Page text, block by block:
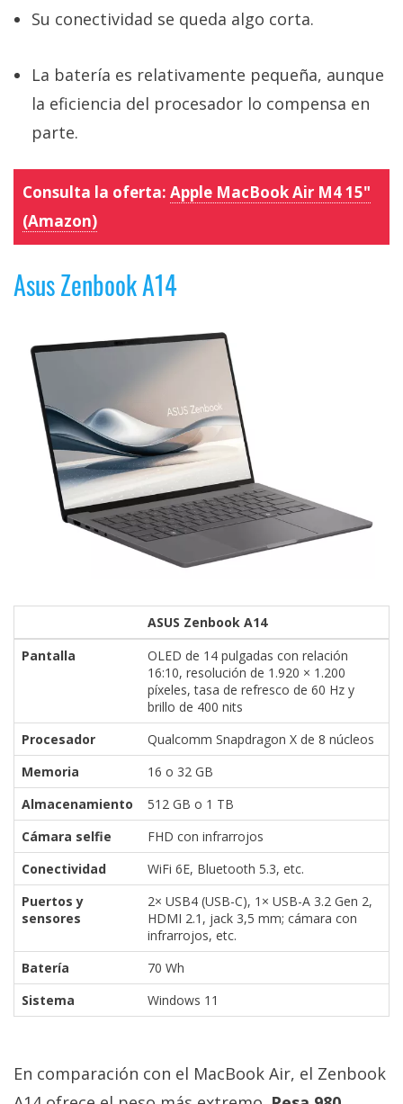
Su conectividad se queda algo corta.
La batería es relativamente pequeña, aunque
la eficiencia del procesador lo compensa en
parte.
Consulta la oferta: Apple MacBook Air M4 15"
(Amazon)
Asus Zenbook A14
ASUS Zenbook A14
Pantalla
OLED de 14 pulgadas con relación
16:10, resolución de 1.920 × 1.200
píxeles, tasa de refresco de 60 Hz y
brillo de 400 nits
Procesador
Qualcomm Snapdragon X de 8 núcleos
Memoria
16 o 32 GB
Almacenamiento
512 GB o 1 TB
Cámara selfie
FHD con infrarrojos
Conectividad
WiFi 6E, Bluetooth 5.3, etc.
Puertos y
sensores
2× USB4 (USB-C), 1× USB-A 3.2 Gen 2,
HDMI 2.1, jack 3,5 mm; cámara con
infrarrojos, etc.
Batería
70 Wh
Sistema
Windows 11
En comparación con el MacBook Air, el Zenbook